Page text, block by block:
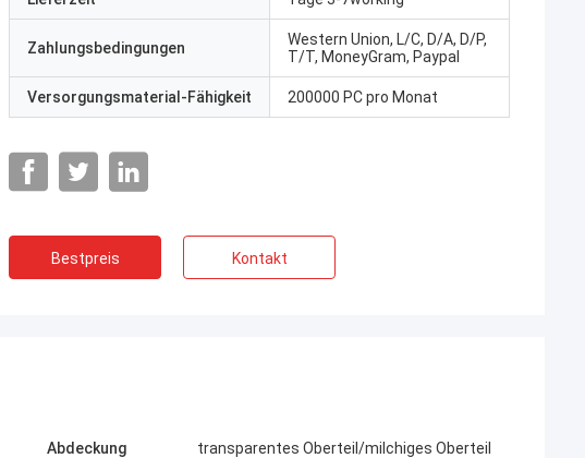
Zahlungsbedingungen
Western Union, L/C, D/A, D/P,
T/T, MoneyGram, Paypal
Versorgungsmaterial-Fähigkeit 200000 PC pro Monat
Bestpreis Kontakt
Abdeckung transparentes Oberteil/milchiges Oberteil